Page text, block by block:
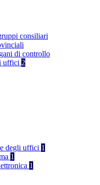
consiliari
di controllo
uffici 2
degli uffici 1
1
1